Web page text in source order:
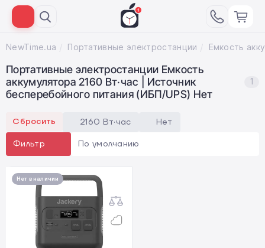
NewTime.ua Портативные электростанции
Портативные электростанции Емкость
аккумулятора 2160 Вт·час | Источник
бесперебойного питания (ИБП/UPS) Нет
1
Сбросить 2160 Вт·час Нет
Фильтр По умолчанию
Нет в наличии